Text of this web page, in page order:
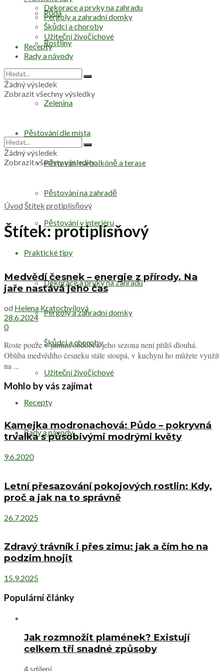
Půda
Rostliny
Zelenina
Pěstování dle místa
Pěstování na balkóně a terase
Pěstování na zahradě
Pěstování v interiéru
Praktické tipy
Dekorace a prvky na zahradu
Pergoly a zahradní domky
Škůdci a choroby
Užiteční živočichové
Recepty
Rady a návody
Dekorace a prvky na zahradu
Pergoly a zahradní domky
Škůdci a choroby
Užiteční živočichové
Recepty
Rady a návody
Žádný výsledek
Zobrazit všechny výsledky
Žádný výsledek
Zobrazit všechny výsledky
Úvod Štítek protiplísňový
Štítek:protiplísňový
Medvědí česnek – energie z přírody. Na
jaře nastává jeho čas
od Helena Kratochvílová
28.6.2024
0
Roste pouze v jarním období a jeho sezona není příliš dlouhá.
Obliba medvědího česneku stále stoupá, v kuchyni ho můžete využít
na ...
Mohlo by vás zajímat
Kamejka modronachová: Půdo – pokryvná
trvalka s působivými modrými květy
9.6.2020
Letní přesazování pokojových rostlin: Kdy,
proč a jak na to správně
26.7.2025
Zdravý trávník i přes zimu: jak a čím ho na
podzim hnojit
15.9.2025
Populární články
Jak rozmnožit plamének? Existují
celkem tři snadné způsoby
4 sdílení